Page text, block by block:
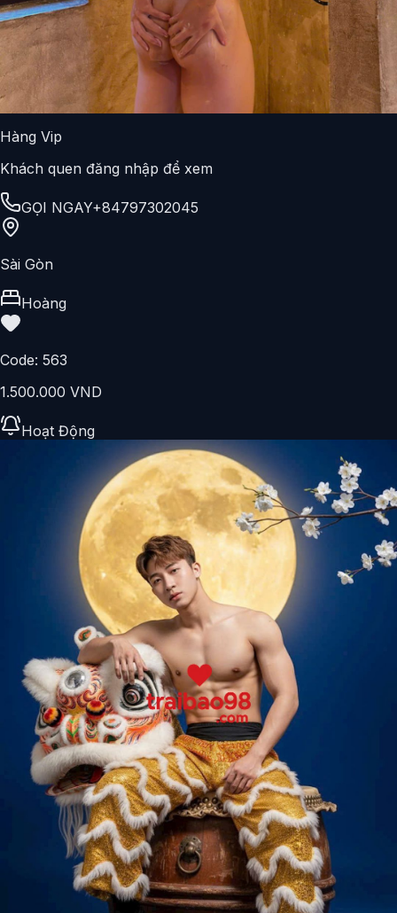
Hàng Vip
Khách quen đăng nhập để xem
GỌI NGAY+84797302045
Sài Gòn
Hoàng
Code: 563
1.500.000 VND
Hoạt Động